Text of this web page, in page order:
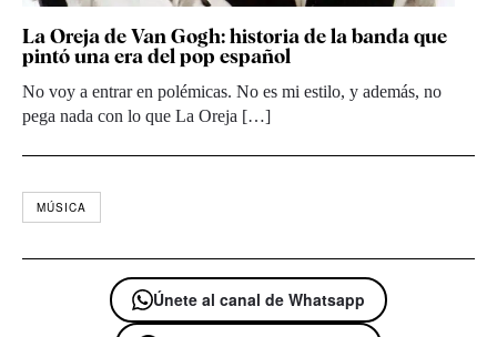
La Oreja de Van Gogh: historia de la banda que
pintó una era del pop español
No voy a entrar en polémicas. No es mi estilo, y además, no
pega nada con lo que La Oreja […]
MÚSICA
Únete al canal de Whatsapp